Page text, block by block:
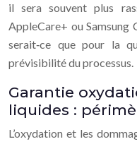
il sera souvent plus
AppleCare+ ou Samsung
serait‑ce que pour la
prévisibilité du processus.
Garantie
liquides :
L’oxydation et les